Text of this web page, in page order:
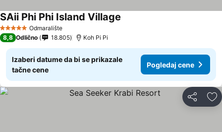
5 ZvezdiceOdmaralište
SAii Phi Phi Island Village
8,8 Odlično 18.805 Koh Pi Pi
Izaberi datume da bi se prikazale
tačne cene
Pogledaj cene
Deli